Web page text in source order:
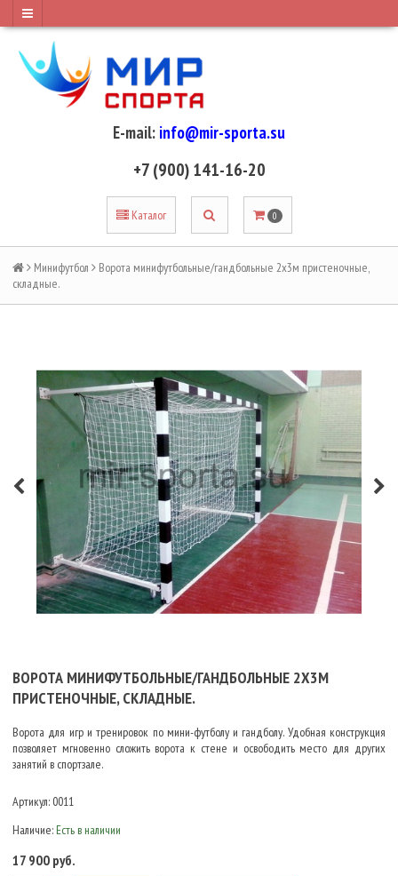
E-mail: info@mir-sporta.su
+7 (900) 141-16-20
Каталог 0
Минифутбол
Ворота минифутбольные/гандбольные 2х3м пристеночные,
складные.
ВОРОТА МИНИФУТБОЛЬНЫЕ/ГАНДБОЛЬНЫЕ 2Х3М
ПРИСТЕНОЧНЫЕ, СКЛАДНЫЕ.
Ворота для игр и тренировок по мини-футболу и гандболу. Удобная конструкция
позволяет мгновенно сложить ворота к стене и освободить место для других
занятий в спортзале.
Артикул: 0011
Наличие: Есть в наличии
17 900 руб.